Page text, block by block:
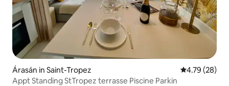
Árasán in Saint-Tropez Meánrátáil
4.79 (28)
Appt Standing StTropez terrasse Piscine Parkin